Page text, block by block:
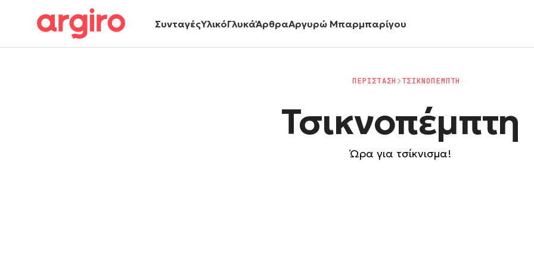
ΣυνταγέςΥλικόΓλυκάΆρθραΑργυρώ Μπαρμπαρίγου
ΠΕΡΙΣΤΑΣΗ ΤΣΙΚΝΟΠΕΜΠΤΗ
Τσικνοπέμπτη
Ώρα για τσίκνισμα!